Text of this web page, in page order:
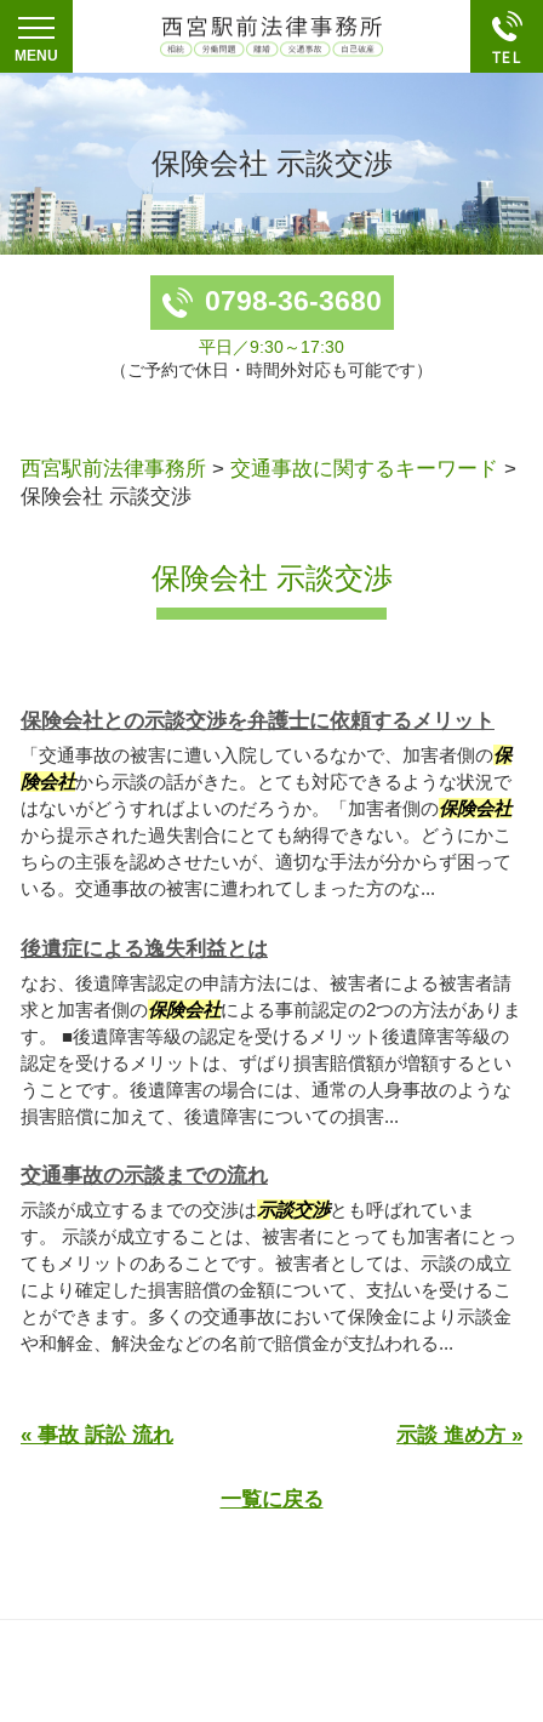
保険会社 示談交渉
0798-36-3680
平日／9:30～17:30
（ご予約で休日・時間外対応も可能です）
西宮駅前法律事務所 > 交通事故に関するキーワード >
保険会社 示談交渉
保険会社 示談交渉
保険会社との示談交渉を弁護士に依頼するメリット
「交通事故の被害に遭い入院しているなかで、加害者側の保
険会社から示談の話がきた。とても対応できるような状況で
はないがどうすればよいのだろうか。「加害者側の保険会社
から提示された過失割合にとても納得できない。どうにかこ
ちらの主張を認めさせたいが、適切な手法が分からず困って
いる。交通事故の被害に遭われてしまった方のな...
後遺症による逸失利益とは
なお、後遺障害認定の申請方法には、被害者による被害者請
求と加害者側の保険会社による事前認定の2つの方法がありま
す。 ■後遺障害等級の認定を受けるメリット後遺障害等級の
認定を受けるメリットは、ずばり損害賠償額が増額するとい
うことです。後遺障害の場合には、通常の人身事故のような
損害賠償に加えて、後遺障害についての損害...
交通事故の示談までの流れ
示談が成立するまでの交渉は示談交渉とも呼ばれていま
す。 示談が成立することは、被害者にとっても加害者にとっ
てもメリットのあることです。被害者としては、示談の成立
により確定した損害賠償の金額について、支払いを受けるこ
とができます。多くの交通事故において保険金により示談金
や和解金、解決金などの名前で賠償金が支払われる...
« 事故 訴訟 流れ 示談 進め方 »
一覧に戻る